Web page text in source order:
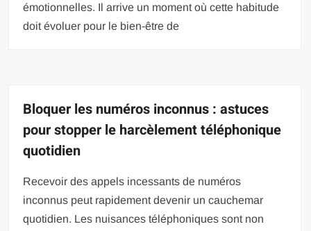
émotionnelles. Il arrive un moment où cette habitude
doit évoluer pour le bien-être de
Bloquer les numéros inconnus : astuces
pour stopper le harcèlement téléphonique
quotidien
Recevoir des appels incessants de numéros
inconnus peut rapidement devenir un cauchemar
quotidien. Les nuisances téléphoniques sont non